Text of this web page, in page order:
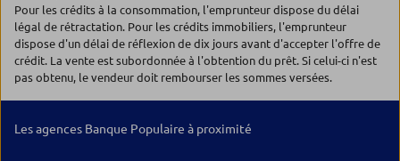
Pour les crédits à la consommation, l'emprunteur dispose du délai
légal de rétractation. Pour les crédits immobiliers, l'emprunteur
dispose d'un délai de réflexion de dix jours avant d'accepter l'offre de
crédit. La vente est subordonnée à l'obtention du prêt. Si celui-ci n'est
pas obtenu, le vendeur doit rembourser les sommes versées.
Les agences Banque Populaire à proximité